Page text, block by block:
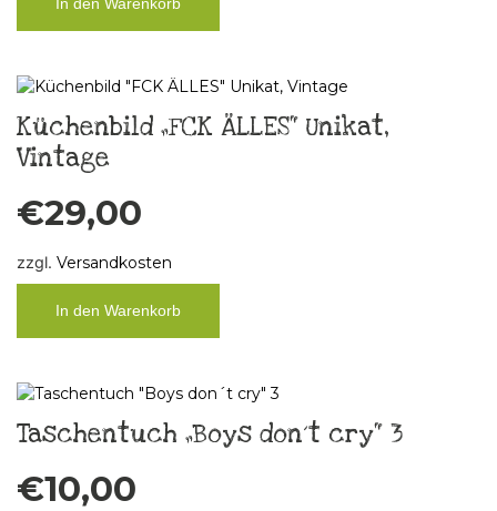
Küchenbild „FCK ÄLLES“ Unikat,
Vintage
€29,00
zzgl. Versandkosten
In den Warenkorb
Taschentuch „Boys don´t cry“ 3
€10,00